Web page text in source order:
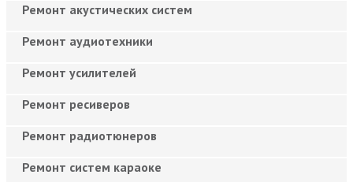
Ремонт акустических систем
Ремонт аудиотехники
Ремонт усилителей
Ремонт ресиверов
Ремонт радиотюнеров
Ремонт систем караоке